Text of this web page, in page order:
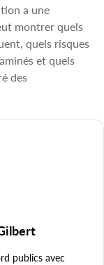
a une
montrer quels
quels risques
et quels
des
publics avec